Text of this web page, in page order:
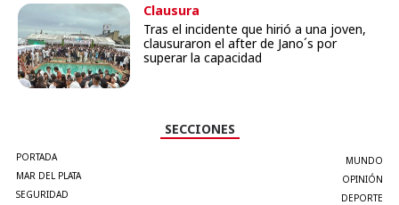
Clausura
Tras el incidente que hirió a una joven,
clausuraron el after de Jano´s por
superar la capacidad
SECCIONES
PORTADA
MAR DEL PLATA
SEGURIDAD
MUNDO
OPINIÓN
DEPORTE